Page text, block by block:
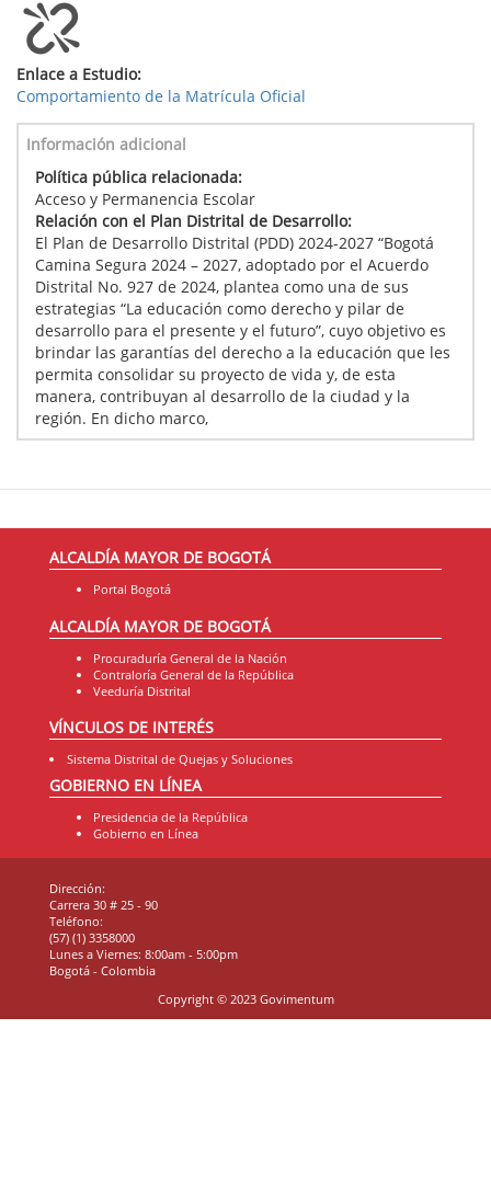
Enlace a Estudio:
Comportamiento de la Matrícula Oficial
Información adicional
Política pública relacionada:
Acceso y Permanencia Escolar
Relación con el Plan Distrital de Desarrollo:
El Plan de Desarrollo Distrital (PDD) 2024-2027 “Bogotá
Camina Segura 2024 – 2027, adoptado por el Acuerdo
Distrital No. 927 de 2024, plantea como una de sus
estrategias “La educación como derecho y pilar de
desarrollo para el presente y el futuro”, cuyo objetivo es
brindar las garantías del derecho a la educación que les
permita consolidar su proyecto de vida y, de esta
manera, contribuyan al desarrollo de la ciudad y la
región. En dicho marco,
ALCALDÍA MAYOR DE BOGOTÁ
Portal Bogotá
ALCALDÍA MAYOR DE BOGOTÁ
Procuraduría General de la Nación
Contraloría General de la República
Veeduría Distrital
VÍNCULOS DE INTERÉS
Sistema Distrital de Quejas y Soluciones
GOBIERNO EN LÍNEA
Presidencia de la República
Gobierno en Línea
Dirección:
Carrera 30 # 25 - 90
Teléfono:
(57) (1) 3358000
Lunes a Viernes: 8:00am - 5:00pm
Bogotá - Colombia
Copyright © 2023 Govimentum